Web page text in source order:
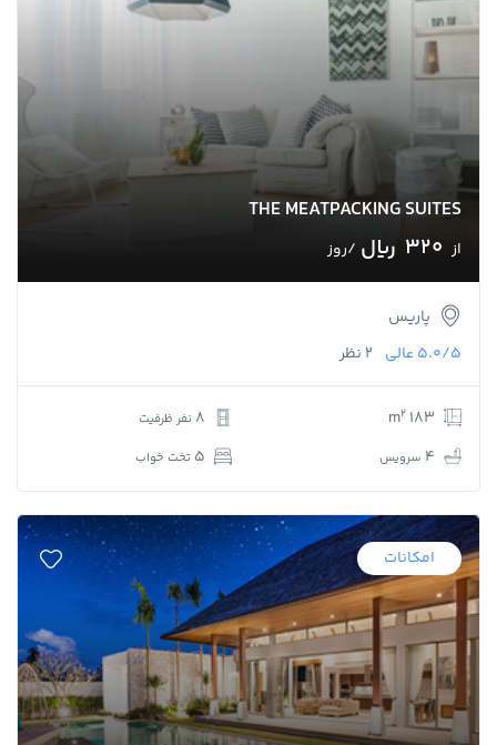
THE MEATPACKING SUITES
از 320 ﷼ /روز
پاریس
5.0/5عالی 2 نظر
183 m
2
4 سرویس
8 نفر ظرفیت
5 تخت خواب
امکانات